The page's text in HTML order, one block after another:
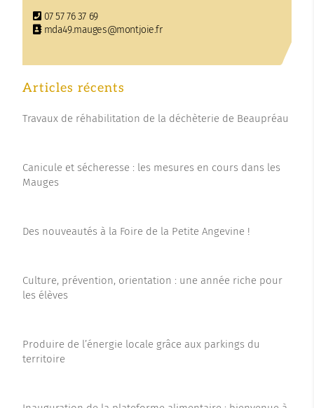
07 57 76 37 69
mda49.mauges@montjoie.fr
Articles récents
Travaux de réhabilitation de la déchèterie de Beaupréau
Canicule et sécheresse : les mesures en cours dans les
Mauges
Des nouveautés à la Foire de la Petite Angevine !
Culture, prévention, orientation : une année riche pour
les élèves
Produire de l’énergie locale grâce aux parkings du
territoire